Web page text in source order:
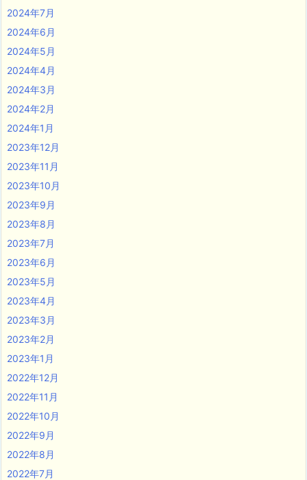
2024年7月
2024年6月
2024年5月
2024年4月
2024年3月
2024年2月
2024年1月
2023年12月
2023年11月
2023年10月
2023年9月
2023年8月
2023年7月
2023年6月
2023年5月
2023年4月
2023年3月
2023年2月
2023年1月
2022年12月
2022年11月
2022年10月
2022年9月
2022年8月
2022年7月